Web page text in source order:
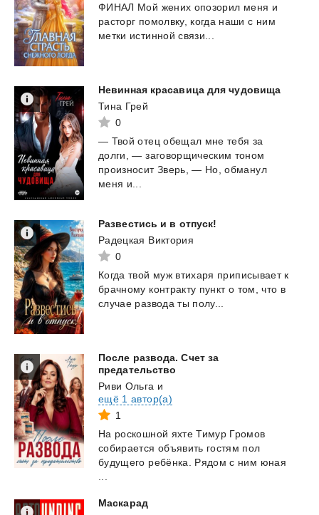
ФИНАЛ Мой жених опозорил меня и
расторг помолвку, когда наши с ним
метки истинной связи...
Невинная красавица для чудовища
Тина Грей
0
— Твой отец обещал мне тебя за
долги, — заговорщическим тоном
произносит Зверь, — Но, обманул
меня и...
Развестись и в отпуск!
Радецкая Виктория
0
Когда твой муж втихаря приписывает к
брачному контракту пункт о том, что в
случае развода ты полу...
После развода. Счет за
предательство
Риви Ольга и
ещё 1 автор(а)
1
На роскошной яхте Тимур Громов
собирается объявить гостям пол
будущего ребёнка. Рядом с ним юная
Маскарад